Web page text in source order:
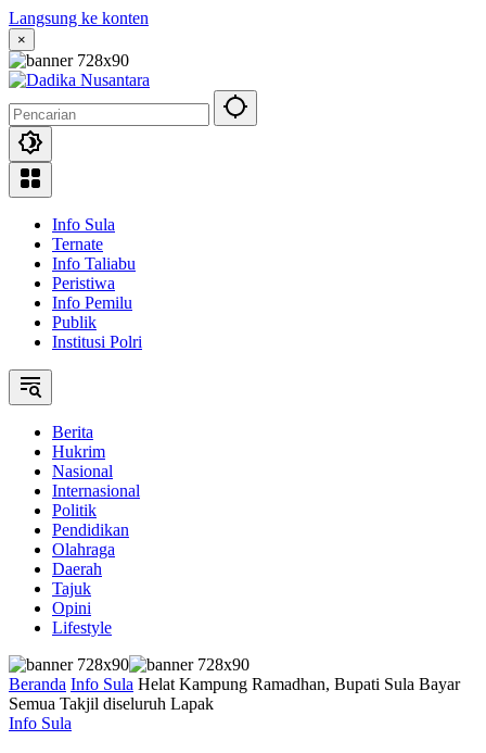
Langsung ke konten
×
Info Sula
Ternate
Info Taliabu
Peristiwa
Info Pemilu
Publik
Institusi Polri
Berita
Hukrim
Nasional
Internasional
Politik
Pendidikan
Olahraga
Daerah
Tajuk
Opini
Lifestyle
Beranda Info Sula Helat Kampung Ramadhan, Bupati Sula Bayar
Semua Takjil diseluruh Lapak
Info Sula